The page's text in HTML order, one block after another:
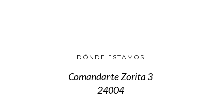
DÓNDE ESTAMOS
Comandante Zorita 3
24004